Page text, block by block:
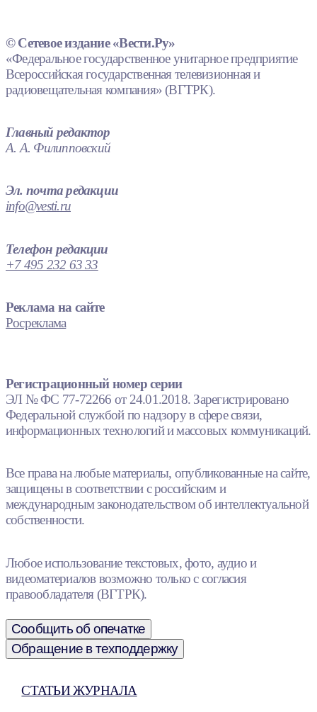
© Сетевое издание «Вести.Ру»
«Федеральное государственное унитарное предприятие
Всероссийская государственная телевизионная и
радиовещательная компания» (ВГТРК).
Главный редактор
А. А. Филипповский
Эл. почта редакции
info@vesti.ru
Телефон редакции
+7 495 232 63 33
Реклама на сайте
Росреклама
Регистрационный номер серии
ЭЛ № ФС 77-72266 от 24.01.2018. Зарегистрировано
Федеральной службой по надзору в сфере связи,
информационных технологий и массовых коммуникаций.
Все права на любые материалы, опубликованные на сайте,
защищены в соответствии с российским и
международным законодательством об интеллектуальной
собственности.
Любое использование текстовых, фото, аудио и
видеоматериалов возможно только с согласия
правообладателя (ВГТРК).
Сообщить об опечатке
Обращение в техподдержку
СТАТЬИ ЖУРНАЛА